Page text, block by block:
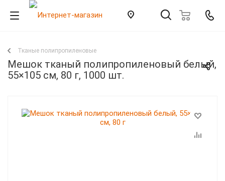
Тканые полипропиленовые
Мешок тканый полипропиленовый белый,
55×105 см, 80 г, 1000 шт.